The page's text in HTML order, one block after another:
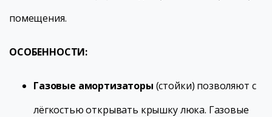
помещения.
ОСОБЕННОСТИ:
Газовые амортизаторы (стойки) позволяют с
лёгкостью открывать крышку люка. Газовые